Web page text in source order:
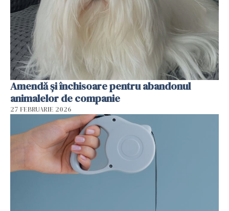
Amendă și închisoare pentru abandonul
animalelor de companie
27 FEBRUARIE 2026